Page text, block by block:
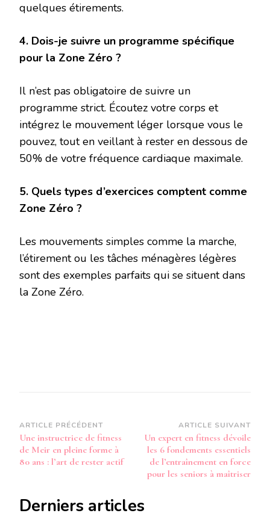
quelques étirements.
4. Dois-je suivre un programme spécifique
pour la Zone Zéro ?
Il n’est pas obligatoire de suivre un
programme strict. Écoutez votre corps et
intégrez le mouvement léger lorsque vous le
pouvez, tout en veillant à rester en dessous de
50% de votre fréquence cardiaque maximale.
5. Quels types d’exercices comptent comme
Zone Zéro ?
Les mouvements simples comme la marche,
l’étirement ou les tâches ménagères légères
sont des exemples parfaits qui se situent dans
la Zone Zéro.
Navigation
d’article
ARTICLE PRÉCÉDENT
Une instructrice de fitness
de Meir en pleine forme à
80 ans : l’art de rester actif
ARTICLE SUIVANT
Un expert en fitness dévoile
les 6 fondements essentiels
de l’entraînement en force
pour les seniors à maîtriser
Derniers articles